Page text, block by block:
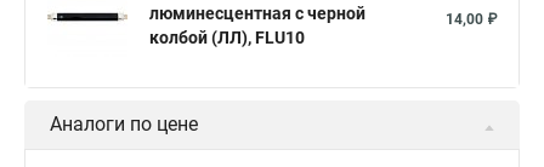
люминесцентная с черной
колбой (ЛЛ), FLU10
14,00 ₽
Аналоги по цене